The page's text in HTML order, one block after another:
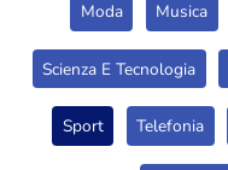
Moda Musica
Scienza E Tecnologia
Sport Telefonia